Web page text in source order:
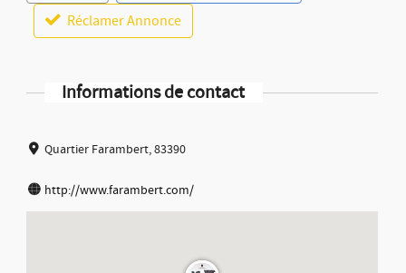
Réclamer Annonce
Informations de contact
Quartier Farambert, 83390
http://www.farambert.com/